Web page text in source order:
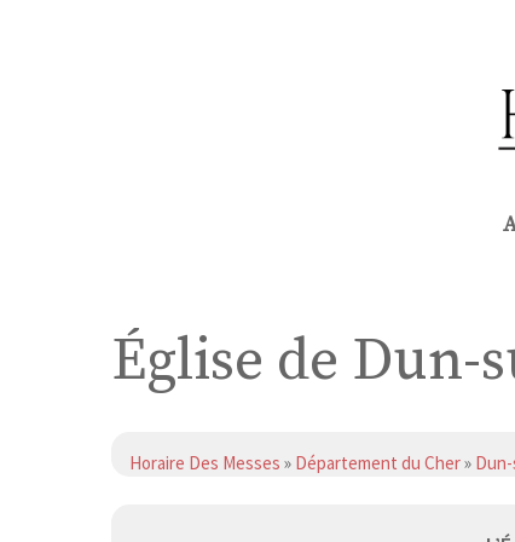
Église de Dun-
Horaire Des Messes » Département du Cher»